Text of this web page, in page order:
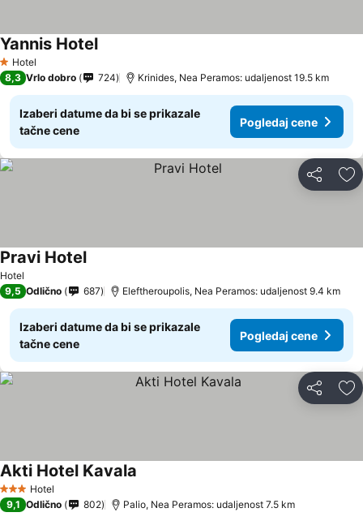
1 Zvezdice
Hotel
Yannis HotelPogledaj cene
8,3 Vrlo dobro 724 Krinides, Nea Peramos: udaljenost 19.5 km
Izaberi datume da bi se prikazale
tačne cene
Pogledaj cene
Deli
Hotel
Pravi HotelPogledaj cene
9,5 Odlično 687 Eleftheroupolis, Nea Peramos: udaljenost 9.4 km
Izaberi datume da bi se prikazale
tačne cene
Pogledaj cene
Deli
3 Zvezdice
Hotel
Akti Hotel Kavala
9,1 Odlično 802 Palio, Nea Peramos: udaljenost 7.5 km